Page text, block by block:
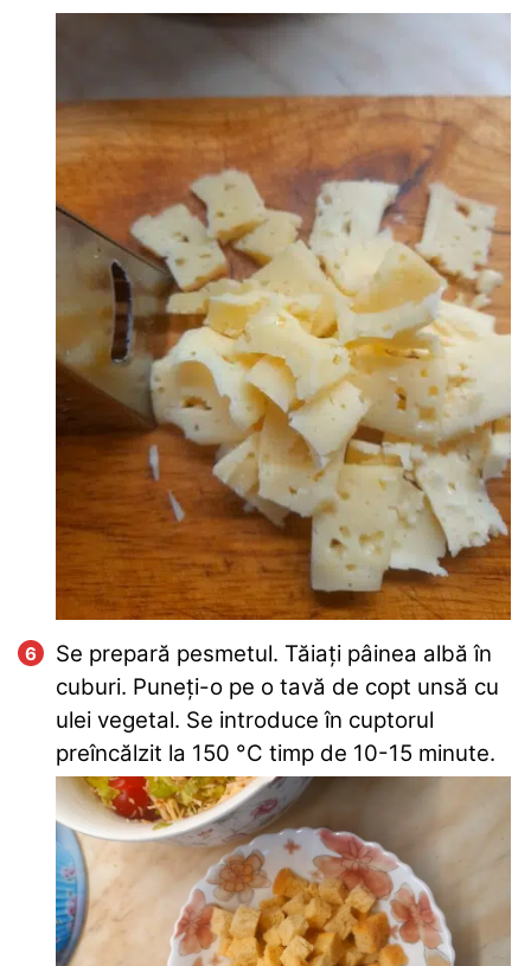
Se prepară pesmetul. Tăiați pâinea albă în
cuburi. Puneți-o pe o tavă de copt unsă cu
ulei vegetal. Se introduce în cuptorul
preîncălzit la 150 °C timp de 10-15 minute.